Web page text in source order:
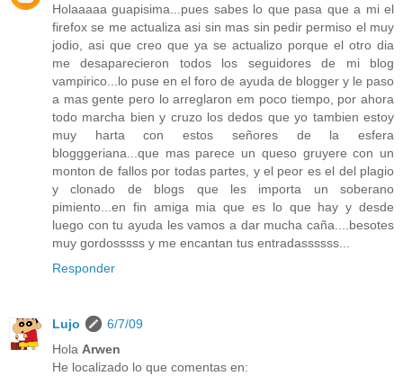
Holaaaaa guapisima...pues sabes lo que pasa que a mi el
firefox se me actualiza asi sin mas sin pedir permiso el muy
jodio, asi que creo que ya se actualizo porque el otro dia
me desaparecieron todos los seguidores de mi blog
vampirico...lo puse en el foro de ayuda de blogger y le paso
a mas gente pero lo arreglaron em poco tiempo, por ahora
todo marcha bien y cruzo los dedos que yo tambien estoy
muy harta con estos señores de la esfera
blogggeriana...que mas parece un queso gruyere con un
monton de fallos por todas partes, y el peor es el del plagio
y clonado de blogs que les importa un soberano
pimiento...en fin amiga mia que es lo que hay y desde
luego con tu ayuda les vamos a dar mucha caña....besotes
muy gordosssss y me encantan tus entradassssss...
Responder
Lujo
6/7/09
Hola Arwen
He localizado lo que comentas en: